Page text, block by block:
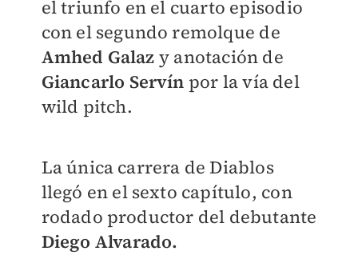
el triunfo en el cuarto episodio
con el segundo remolque de
Amhed Galaz y anotación de
Giancarlo Servín por la vía del
wild pitch.
La única carrera de Diablos
llegó en el sexto capítulo, con
rodado productor del debutante
Diego Alvarado.